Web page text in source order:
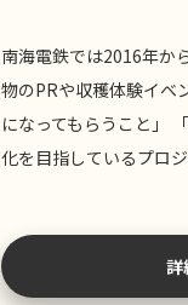
南海電鉄では2016年か
物のPRや収穫体験イベ
になってもらうこと」
化を目指しているプロジ
詳